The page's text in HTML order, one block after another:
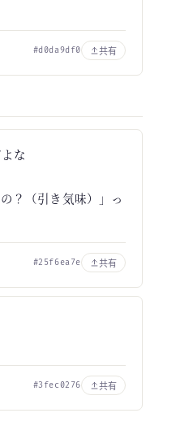
#d0da9df0 共有
な
？（引き気味）」っ
#25f6ea7e 共有
#3fec0276 共有